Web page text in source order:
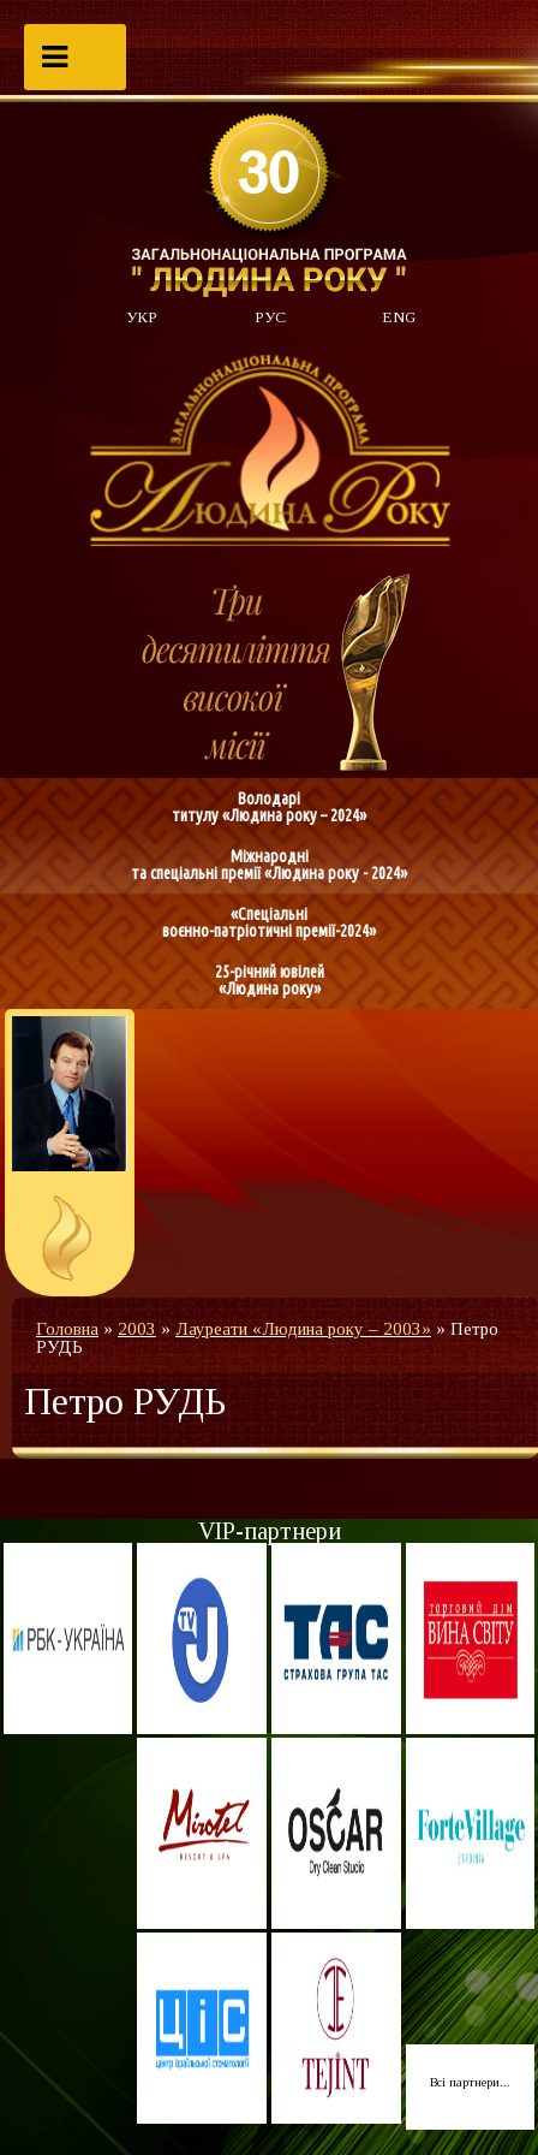
УКР РУС ENG
Володарі
титулу «Людина року – 2024»
Міжнародні
та спеціальні премії «Людина року - 2024»
«Спеціальні
воєнно-патріотичні премії-2024»
25-річний ювілей
«Людина року»
Головна »2003»Лауреати «Людина року – 2003»»Петро
РУДЬ
Петро РУДЬ
VIP-партнери
Всі партнери...